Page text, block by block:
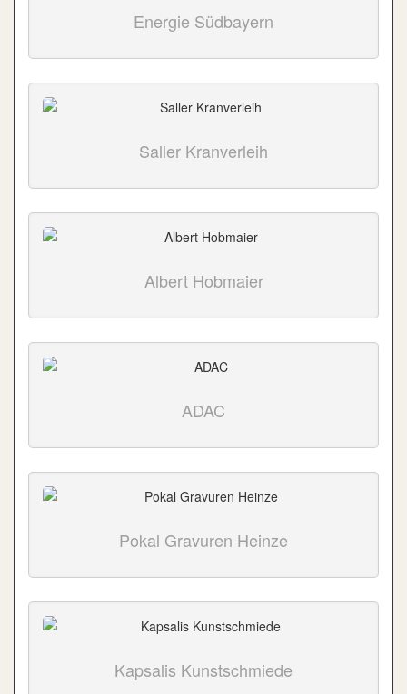
Energie Südbayern
Saller Kranverleih
Albert Hobmaier
ADAC
Pokal Gravuren Heinze
Kapsalis Kunstschmiede